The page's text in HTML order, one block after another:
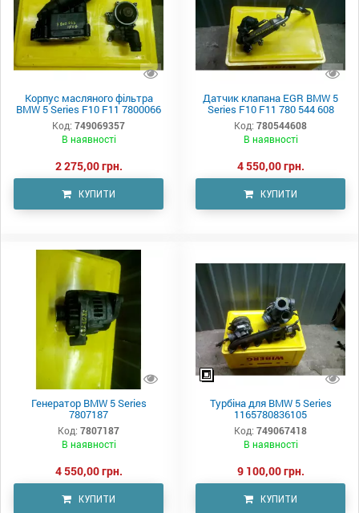
Корпус масляного фільтра
BMW 5 Series F10 F11 7800066
Код: 749069357
В наявності
2 275,00 грн.
КУПИТИ
Датчик клапана EGR BMW 5
Series F10 F11 780 544 608
Код: 780544608
В наявності
4 550,00 грн.
КУПИТИ
Генератор BMW 5 Series
7807187
Код: 7807187
В наявності
4 550,00 грн.
КУПИТИ
Турбіна для BMW 5 Series
1165780836105
Код: 749067418
В наявності
9 100,00 грн.
КУПИТИ